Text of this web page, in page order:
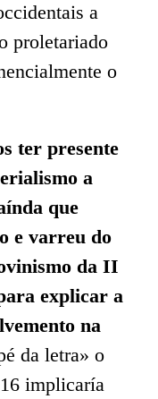
a
proletariado
o
ter presente
a
que
e varreu do
da II
explicar a
na
da letra» o
implicaría